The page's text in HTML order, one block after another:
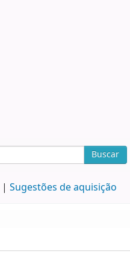
Buscar
Sugestões de aquisição